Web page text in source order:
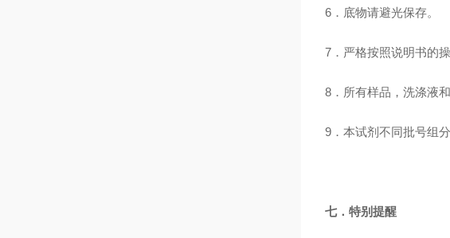
6．底物请避光保存。
7．严格按照说明书的
8．所有样品，洗涤液
9．本试剂不同批号组分
七．特别提醒